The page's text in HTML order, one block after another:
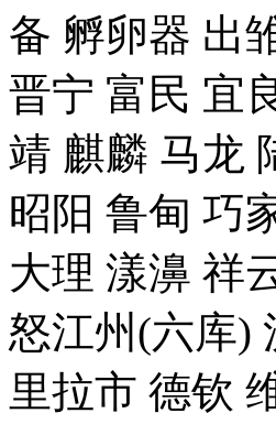
备 孵卵器 出
晋宁 富民 宜
靖 麒麟 马龙
昭阳 鲁甸 巧
大理 漾濞 祥
怒江州(六库)
里拉市 德钦